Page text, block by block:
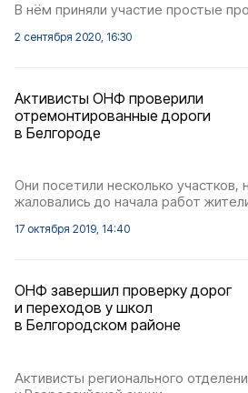
В нём приняли участие простые
2 сентября 2020, 16:30
Активисты ОНФ проверили
отремонтированные дороги
в Белгороде
Они посетили несколько участков,
жаловались до начала работ
17 октября 2019, 14:40
ОНФ завершил проверку дорог
и переходов у школ
в Белгородском районе
Активисты регионального